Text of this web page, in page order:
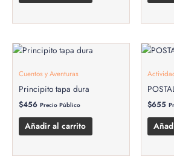
Cuentos y Aventuras
Principito tapa dura
$456 Precio Público
Añadir al carrito
$655